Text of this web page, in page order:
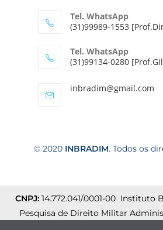
Tel. WhatsApp
(31)99989-1553
Tel. WhatsApp
(31)99134-0280
inbradim@gmail.com
© 2020 INBRADIM. Todos os
CNPJ: 14.772.041/0001-00 Instituto
Pesquisa de Direito Militar